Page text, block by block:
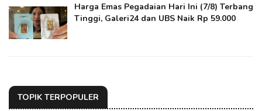
Harga Emas Pegadaian Hari Ini (7/8) Terbang
Tinggi, Galeri24 dan UBS Naik Rp 59.000
TOPIK TERPOPULER